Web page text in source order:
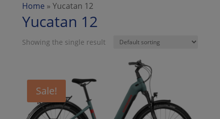
Home » Yucatan 12
Yucatan 12
Showing the single result
Sale!